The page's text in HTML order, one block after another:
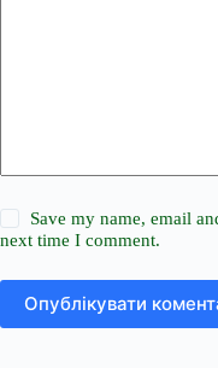
Save my name, email
next time I comment.
Опублікувати